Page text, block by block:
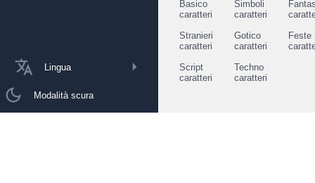
Lingua
Modalità scura
Basico
caratteri
Simboli
caratteri
Stranieri
caratteri
Gotico
caratteri
Feste
Script
caratteri
Techno
caratteri